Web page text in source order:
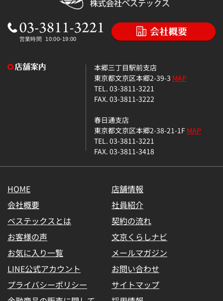
本郷三丁目駅前支店
東京都文京区本郷2-39-3 MAP
TEL. 03-3811-3221
FAX. 03-3811-3222
春日通支店
東京都文京区本郷2-38-21-1FMAP
TEL. 03-3811-3221
FAX. 03-3811-3418
HOME
店舗情報
会社概要
社員紹介
ベステックスとは
契約の流れ
お客様の声
文京くらしナビ
お気に入り一覧
メールマガジン
LINE公式アカウント
お問い合わせ
プライバシーポリシー
サイトマップ